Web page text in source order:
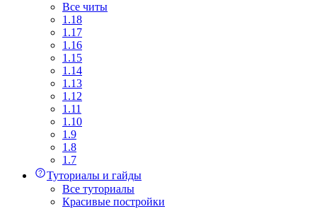
Все читы
1.18
1.17
1.16
1.15
1.14
1.13
1.12
1.11
1.10
1.9
1.8
1.7
Туториалы и гайды
Все туториалы
Красивые постройки